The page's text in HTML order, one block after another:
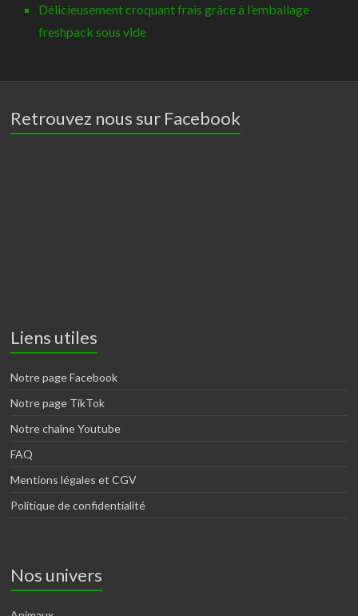
Délicieusement croquant frais grâce à l’emballage
freshpack sous vide
Retrouvez nous sur Facebook
Liens utiles
Notre page Facebook
Notre page TikTok
Notre chaîne Youtube
FAQ
Mentions légales et CGV
Politique de confidentialité
Nos univers